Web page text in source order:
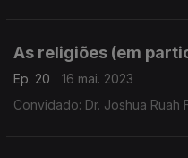
As religiões (em
Ep. 20
16 mai. 2023
Convidado: Dr. Joshua Ruah